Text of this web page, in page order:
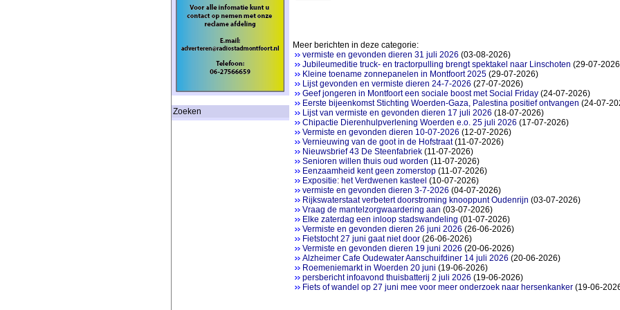
Zoeken
Meer berichten in deze categorie:
vermiste en gevonden dieren 31 juli 2026 (03-08-2026)
Jubileumeditie truck- en tractorpulling brengt spektakel naar Linschoten (29-07-
Kleine toename zonnepanelen in Montfoort 2025(29-07-2026)
Lijst gevonden en vermiste dieren 24-7-2026 (27-07-2026)
Geef jongeren in Montfoort een sociale boost met Social Friday(24-07-2026)
Eerste bijeenkomst Stichting Woerden-Gaza, Palestina positief ontvangen (24-07-
Lijst van vermiste en gevonden dieren 17 juli 2026 (18-07-2026)
Chipactie Dierenhulpverlening Woerden e.o. 25 juli 2026 (17-07-2026)
Vermiste en gevonden dieren 10-07-2026 (12-07-2026)
Vernieuwing van de goot in de Hofstraat(11-07-2026)
Nieuwsbrief 43 De Steenfabriek(11-07-2026)
Senioren willen thuis oud worden (11-07-2026)
Eenzaamheid kent geen zomerstop(11-07-2026)
Expositie: het Verdwenen kasteel (10-07-2026)
vermiste en gevonden dieren 3-7-2026 (04-07-2026)
Rijkswaterstaat verbetert doorstroming knooppunt Oudenrijn (03-07-2026)
Vraag de mantelzorgwaardering aan (03-07-2026)
Elke zaterdag een inloop stadswandeling (01-07-2026)
Vermiste en gevonden dieren 26 juni 2026 (26-06-2026)
Fietstocht 27 juni gaat niet door(26-06-2026)
Vermiste en gevonden dieren 19 juni 2026 (20-06-2026)
Alzheimer Cafe Oudewater Aanschuifdiner 14 juli 2026 (20-06-2026)
Roemeniemarkt in Woerden 20 juni (19-06-2026)
persbericht infoavond thuisbatterij 2 juli 2026 (19-06-2026)
Fiets of wandel op 27 juni mee voor meer onderzoek naar hersenkanker(19-06-